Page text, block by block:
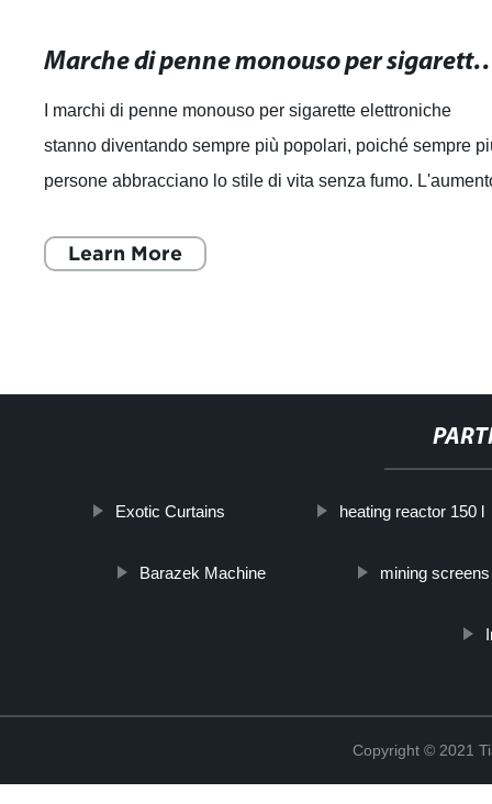
Marche di penne monouso per sigarette
I marchi di penne monouso per sigarette elettroniche
stanno diventando sempre più popolari, poiché sempre
persone abbracciano lo stile di vita senza fumo.
Learn More
Exotic Curtains heating reactor 150 l
Barazek Machine mining screens
Copyright © 2021